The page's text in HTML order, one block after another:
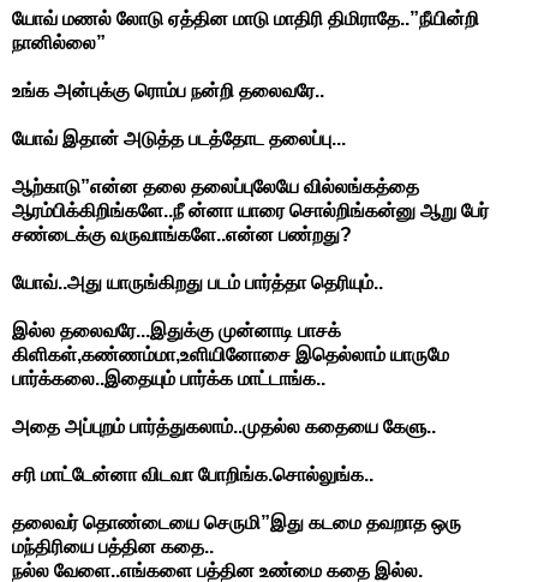
யோவ் மணல் லோடு ஏத்தின மாடு மாதிரி திமிராதே..”நீயின்றி
நானில்லை”
உங்க அன்புக்கு ரொம்ப நன்றி தலைவரே..
யோவ் இதான் அடுத்த படத்தோட தலைப்பு...
ஆற்காடு”என்ன தலை தலைப்புலேயே வில்லங்கத்தை
ஆரம்பிக்கிறிங்களே..நீ ன்னா யாரை சொல்றிங்கன்னு ஆறு பேர்
சண்டைக்கு வருவாங்களே..என்ன பண்றது?
யோவ்..அது யாருங்கிறது படம் பார்த்தா தெரியும்..
இல்ல தலைவரே...இதுக்கு முன்னாடி பாசக்
கிளிகள்,கண்ணம்மா,உளியினோசை இதெல்லாம் யாருமே
பார்க்கலை..இதையும் பார்க்க மாட்டாங்க..
அதை அப்புறம் பார்த்துகலாம்..முதல்ல கதையை கேளு..
சரி மாட்டேன்னா விடவா போறிங்க.சொல்லுங்க..
தலைவர் தொண்டையை செருமி”இது கடமை தவறாத ஒரு
மந்திரியை பத்தின கதை..
நல்ல வேளை..எங்களை பத்தின உண்மை கதை இல்ல.